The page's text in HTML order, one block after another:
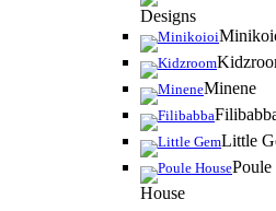
Designs
Minene
Little
Poule
House